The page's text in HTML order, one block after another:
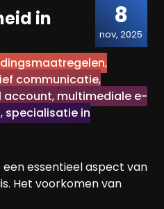
8
nov, 2025
in
,
communicatie,
account, multimediale e-
, specialisatie in
een essentieel aspect van
Het voorkomen van